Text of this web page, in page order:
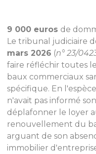
9 000 euros de
Le tribunal judiciaire
mars 2026 (n° 23/
faire réfléchir toutes
baux commerciaux
spécifique. En
n'avait pas informé
déplafonner le loyer
renouvellement du
arguant de son
immobilier